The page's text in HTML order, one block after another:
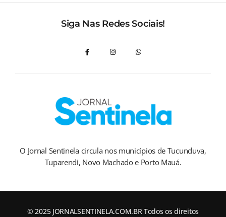
Siga Nas Redes Sociais!
O Jornal Sentinela circula nos municípios de Tucunduva,
Tuparendi, Novo Machado e Porto Mauá.
© 2025 JORNALSENTINELA.COM.BR Todos os direitos